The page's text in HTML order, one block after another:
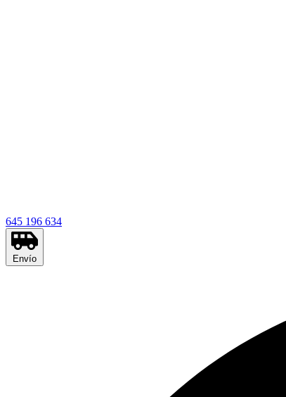
645 196 634
Envío